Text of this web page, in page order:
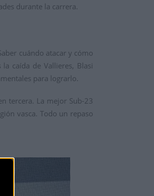
durante la carrera.
cuándo atacar y cómo
caída de Vallieres, Blasi
para lograrlo.
tercera. La mejor Sub-23
vasca. Todo un repaso